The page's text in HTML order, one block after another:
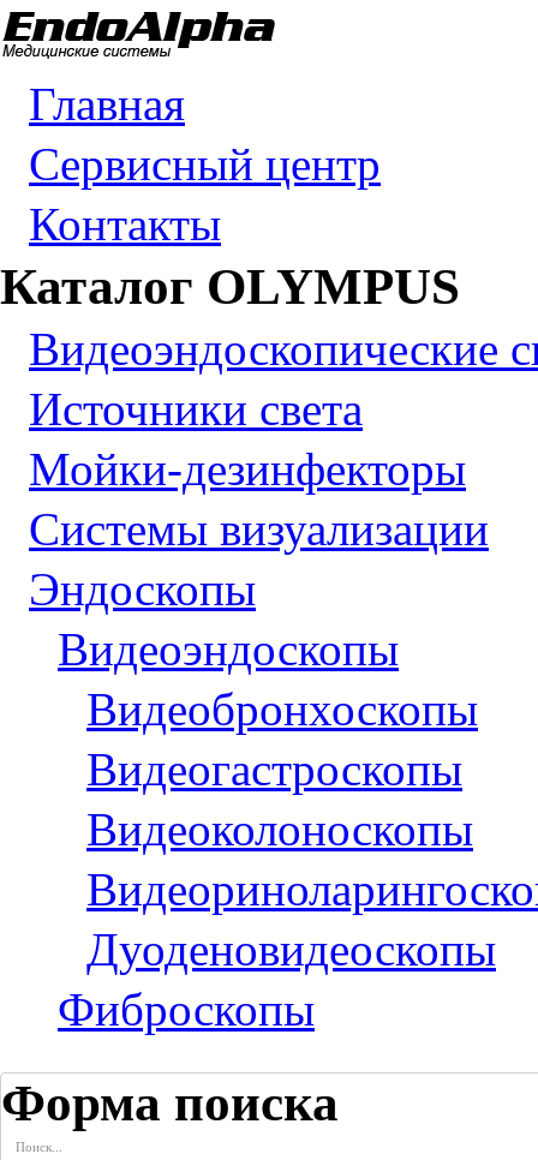
Главная
Сервисный центр
Контакты
Каталог OLYMPUS
Видеоэндоскопические
Источники света
Мойки-дезинфекторы
Системы визуализации
Эндоскопы
Видеоэндоскопы
Видеобронхоскопы
Видеогастроскопы
Видеоколоноскопы
Дуоденовидеоскопы
Фиброскопы
Форма поиска